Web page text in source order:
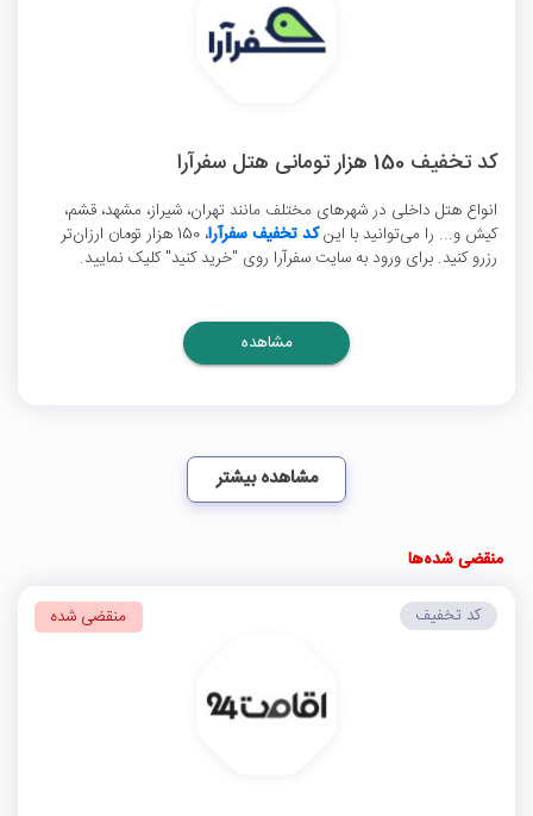
کد تخفیف 150 هزار تومانی هتل سفرآرا
انواع هتل داخلی در شهرهای مختلف مانند تهران، شیراز، مشهد، قشم،
کیش و... را می‌توانید با اینکد تخفیف سفرآرا
، 150 هزار تومان ارزان‌تر
رزرو کنید. برای ورود به سایت سفرآرا روی "خرید کنید" کلیک نمایید.
مشاهده
مشاهده بیشتر
منقضی شده‌ها
کد تخفیف منقضی شده